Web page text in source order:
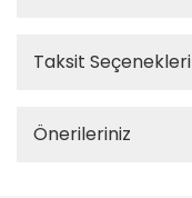
Taksit Seçenekleri
Önerileriniz